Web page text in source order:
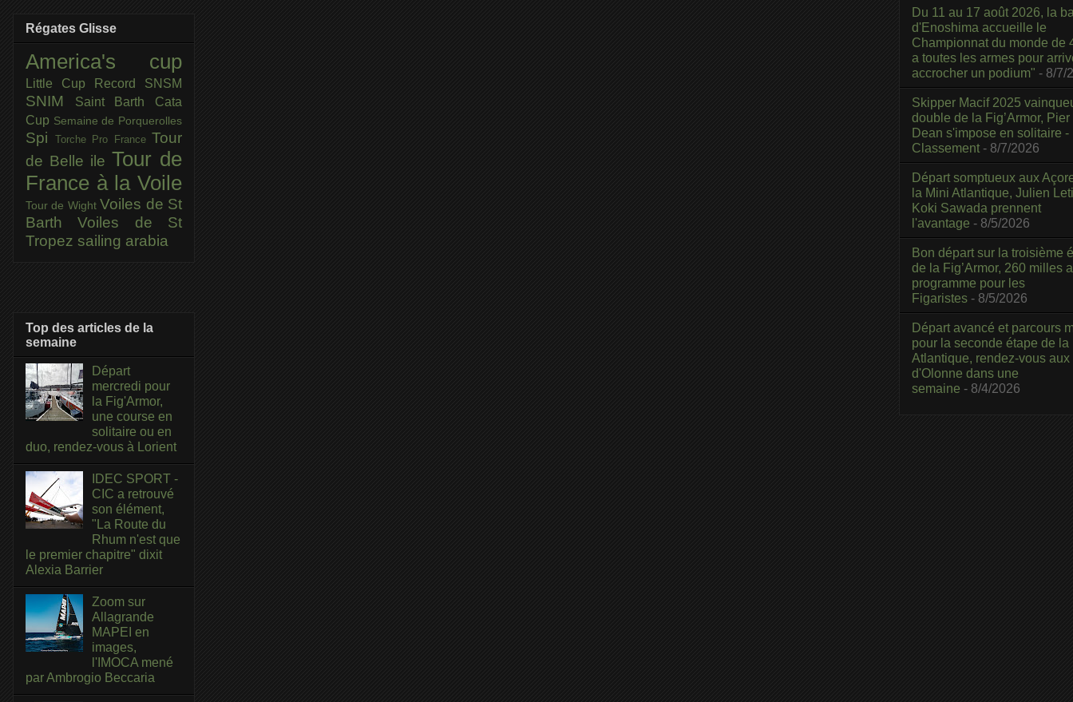
Régates Glisse
America's cup
Little Cup Record SNSM
SNIM
Saint Barth Cata
Cup Semaine de Porquerolles
Spi Torche Pro France Tour
de Belle ile Tour de
France à la Voile
Tour de Wight Voiles de St
BarthVoiles de St
Tropez sailing arabia
Top des articles de la
semaine
Départ
mercredi pour
la Fig'Armor,
une course en
solitaire ou en
duo, rendez-vous à Lorient
IDEC SPORT -
CIC a retrouvé
son élément,
"La Route du
Rhum n'est que
le premier chapitre" dixit
Alexia Barrier
Zoom sur
Allagrande
MAPEI en
images,
l'IMOCA mené
par Ambrogio Beccaria
Du 11 au 17 août 2026, la
d'Enoshima accueille le
Championnat du monde de
a toutes les armes pour
accrocher un podium" - 8/7/
Skipper Macif 2025
double de la Fig’Armor,
Dean s'impose en solitaire -
Classement - 8/7/2026
Départ somptueux aux
la Mini Atlantique, Julien
Koki Sawada prennent
l'avantage - 8/5/2026
Bon départ sur la troisième
de la Fig’Armor, 260 milles
programme pour les
Figaristes - 8/5/2026
Départ avancé et parcours
pour la seconde étape de la
Atlantique, rendez-vous
d'Olonne dans une
semaine - 8/4/2026